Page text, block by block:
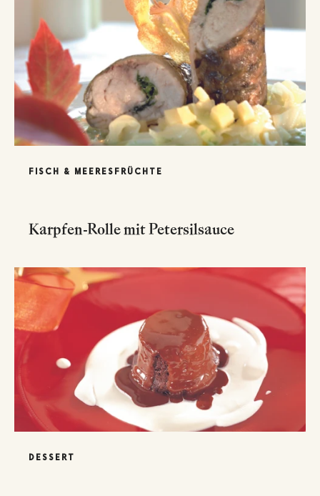
FISCH & MEERESFRÜCHTE
Karpfen-Rolle mit Petersilsauce
DESSERT